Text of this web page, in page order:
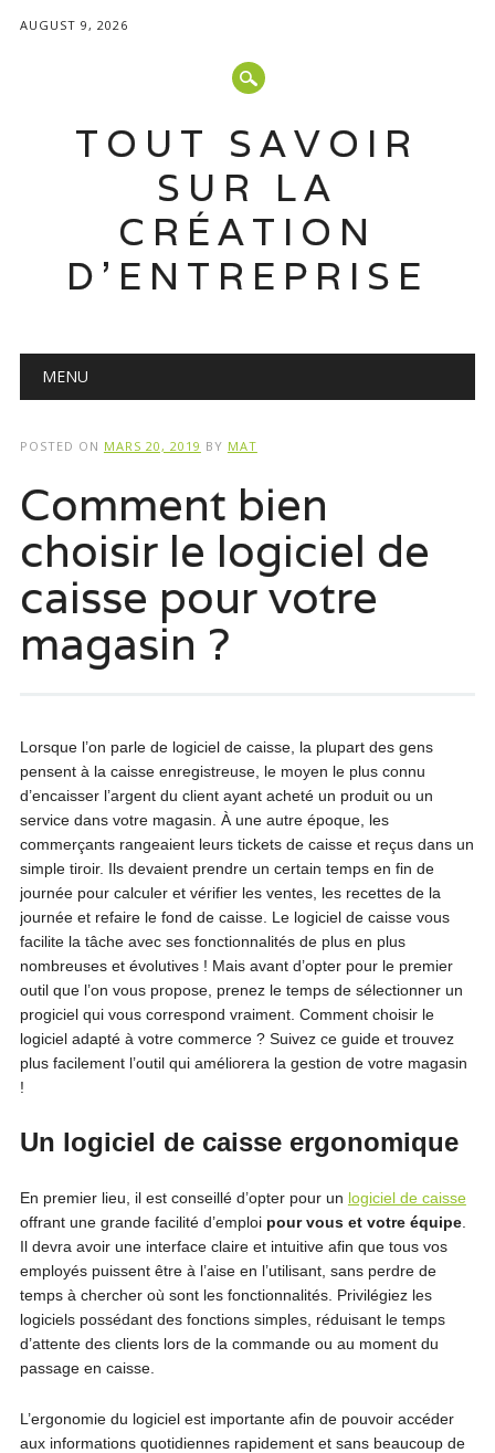
AUGUST 9, 2026
TOUT SAVOIR
SUR LA
CRÉATION
D'ENTREPRISE
Main menu
MENU
POSTED ON MARS 20, 2019 BY MAT
Comment bien
choisir le logiciel de
caisse pour votre
magasin ?
Lorsque l’on parle de logiciel de caisse, la plupart des gens
pensent à la caisse enregistreuse, le moyen le plus connu
d’encaisser l’argent du client ayant acheté un produit ou un
service dans votre magasin. À une autre époque, les
commerçants rangeaient leurs tickets de caisse et reçus dans un
simple tiroir. Ils devaient prendre un certain temps en fin de
journée pour calculer et vérifier les ventes, les recettes de la
journée et refaire le fond de caisse. Le logiciel de caisse vous
facilite la tâche avec ses fonctionnalités de plus en plus
nombreuses et évolutives ! Mais avant d’opter pour le premier
outil que l’on vous propose, prenez le temps de sélectionner un
progiciel qui vous correspond vraiment. Comment choisir le
logiciel adapté à votre commerce ? Suivez ce guide et trouvez
plus facilement l’outil qui améliorera la gestion de votre magasin
!
Un logiciel de caisse ergonomique
En premier lieu, il est conseillé d’opter pour un logiciel de caisse
offrant une grande facilité d’emploi pour vous et votre équipe.
Il devra avoir une interface claire et intuitive afin que tous vos
employés puissent être à l’aise en l’utilisant, sans perdre de
temps à chercher où sont les fonctionnalités. Privilégiez les
logiciels possédant des fonctions simples, réduisant le temps
d’attente des clients lors de la commande ou au moment du
passage en caisse.
L’ergonomie du logiciel est importante afin de pouvoir accéder
aux informations quotidiennes rapidement et sans beaucoup de